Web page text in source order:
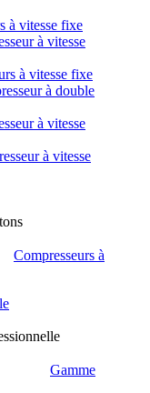
à vitesse fixe
à vitesse
à vitesse fixe
à double
à vitesse
à vitesse
Compresseurs à
Gamme